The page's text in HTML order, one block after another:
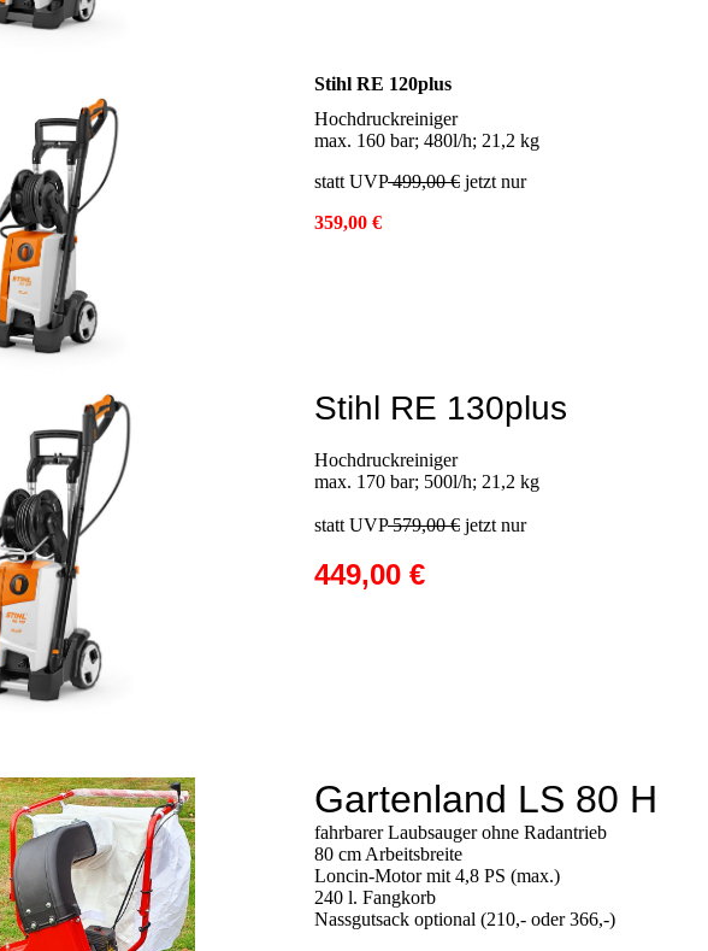
Stihl RE 120plus
Hochdruckreiniger
max. 160 bar; 480l/h; 21,2 kg
statt UVP499,00 € jetzt nur
359,00 €
Stihl RE 130plus
Hochdruckreiniger
max. 170 bar; 500l/h; 21,2 kg
statt UVP579,00 € jetzt nur
449,00 €
Gartenland LS 80 H
fahrbarer Laubsauger ohne Radantrieb
80 cm Arbeitsbreite
Loncin-Motor mit 4,8 PS (max.)
240 l. Fangkorb
Nassgutsack optional (210,- oder 366,-)